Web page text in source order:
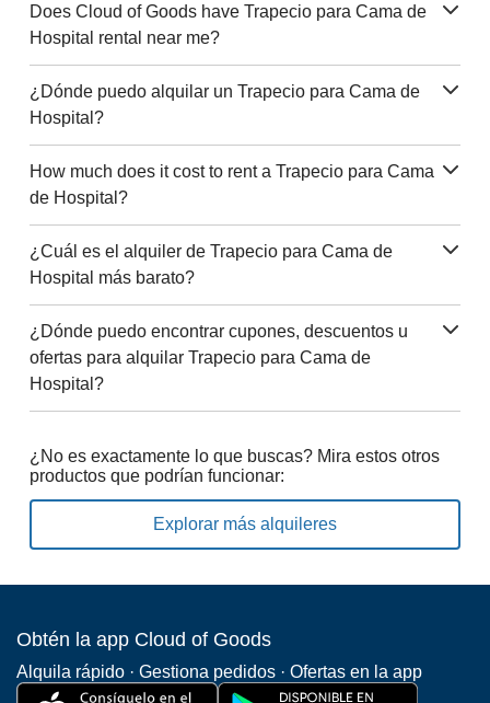
Does Cloud of Goods have Trapecio para Cama de
Hospital rental near me?
¿Dónde puedo alquilar un Trapecio para Cama de
Hospital?
How much does it cost to rent a Trapecio para Cama
de Hospital?
¿Cuál es el alquiler de Trapecio para Cama de
Hospital más barato?
¿Dónde puedo encontrar cupones, descuentos u
ofertas para alquilar Trapecio para Cama de
Hospital?
¿No es exactamente lo que buscas? Mira estos otros
productos que podrían funcionar:
Explorar más alquileres
Obtén la app Cloud of Goods
Alquila rápido · Gestiona pedidos · Ofertas en la app